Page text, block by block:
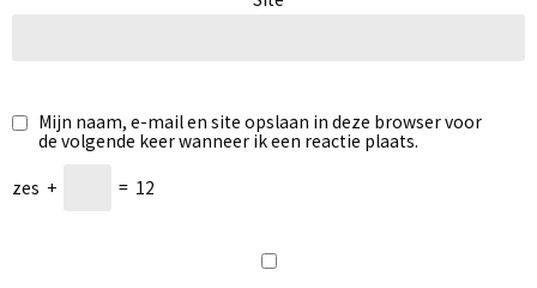
Mijn naam, e-mail en site opslaan in deze browser voor
de volgende keer wanneer ik een reactie plaats.
zes + = 12